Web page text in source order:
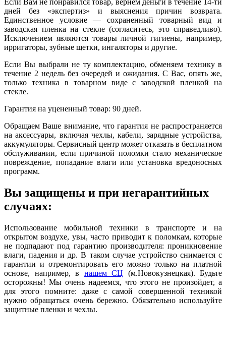
Если Вам не понравился товар, вернем деньги в течение 14-ти
дней без «экспертиз» и выяснения причин возврата.
Единственное условие — сохраненный товарный вид и
заводская пленка на стекле (согласитесь, это справедливо).
Исключением являются товары личной гигиены, например,
ирригаторы, зубные щетки, ингаляторы и другие.
Если Вы выбрали не ту комплектацию, обменяем технику в
течение 2 недель без очередей и ожидания. С Вас, опять же,
только техника в товарном виде с заводской пленкой на
стекле.
Гарантия на уцененный товар: 90 дней.
Обращаем Ваше внимание, что гарантия не распространяется
на аксессуары, включая чехлы, кабели, зарядные устройства,
аккумуляторы. Сервисный центр может отказать в бесплатном
обслуживании, если причиной поломки стало механическое
повреждение, попадание влаги или установка вредоносных
программ.
Вы защищены и при негарантийных
случаях:
Использование мобильной техники в транспорте и на
открытом воздухе, увы, часто приводит к поломкам, которые
не подпадают под гарантию производителя: проникновение
влаги, падения и др. В таком случае устройство снимается с
гарантии и отремонтировать его можно только на платной
основе, например, в нашем СЦ (м.Новокузнецкая). Будьте
осторожны! Мы очень надеемся, что этого не произойдет, а
для этого помните: даже с самой совершенной техникой
нужно обращаться очень бережно. Обязательно используйте
защитные пленки и чехлы.